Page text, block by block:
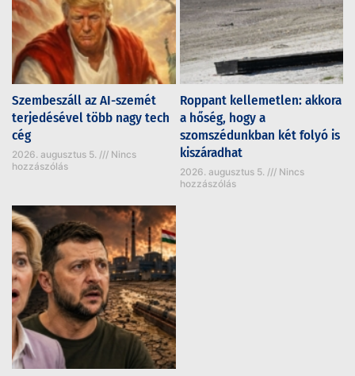
Szembeszáll az AI-szemét
terjedésével több nagy tech
cég
2026. augusztus 5.
Nincs
hozzászólás
Roppant kellemetlen: akkora
a hőség, hogy a
szomszédunkban két folyó is
kiszáradhat
2026. augusztus 5.
Nincs
hozzászólás